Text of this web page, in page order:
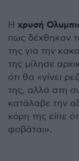
Η χρυσή
πως δέχθηκαν
της για την
της μίλησε
ότι θα «γίνει
της, αλλά στη
κατάλαβε την
κόρη της είπε
φοβάται».